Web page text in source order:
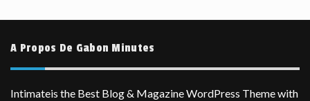
A Propos De Gabon Minutes
Intimateis the Best Blog & Magazine WordPress Theme with